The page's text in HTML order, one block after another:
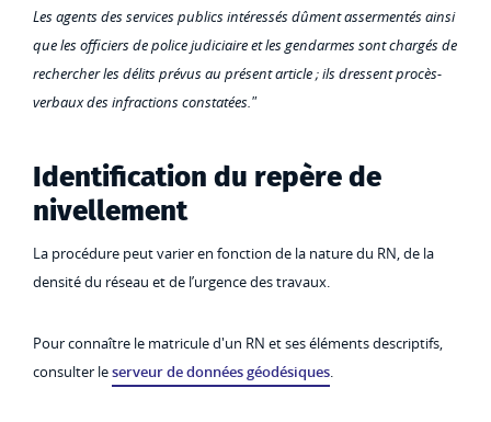
Les agents des services publics intéressés dûment assermentés ainsi
que les officiers de police judiciaire et les gendarmes sont chargés de
rechercher les délits prévus au présent article ; ils dressent procès-
verbaux des infractions constatées."
Identification du repère de
nivellement
La procédure peut varier en fonction de la nature du RN, de la
densité du réseau et de l’urgence des travaux.
Pour connaître le matricule d'un RN et ses éléments descriptifs,
consulter leserveur de données géodésiques.